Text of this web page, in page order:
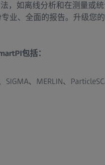
，如离线分析和在测量或
业、全面的报告。升级您
包括：
、MERLIN、